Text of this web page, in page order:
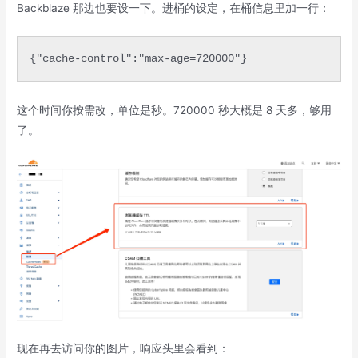
Backblaze 那边也要设一下。进桶的设定，在桶信息里加一行：
{"cache-control":"max-age=720000"}
这个时间你按需改，单位是秒。720000 秒大概是 8 天多，够用
了。
现在再去访问你的图片，响应头里会看到：